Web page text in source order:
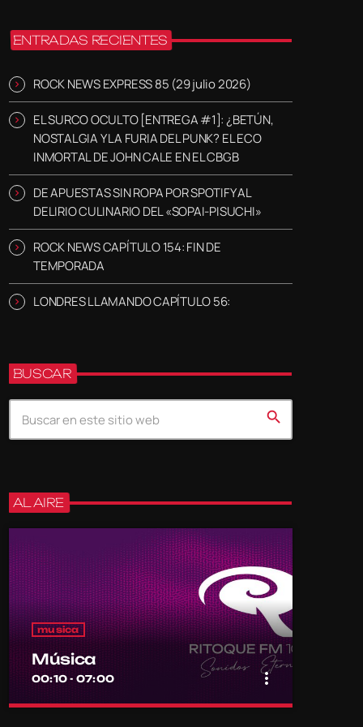
ENTRADAS RECIENTES
ROCK NEWS EXPRESS 85 (29 julio 2026)
EL SURCO OCULTO [ENTREGA #1]: ¿BETÚN,
NOSTALGIA Y LA FURIA DEL PUNK? EL ECO
INMORTAL DE JOHN CALE EN EL CBGB
DE APUESTAS SIN ROPA POR SPOTIFY AL
DELIRIO CULINARIO DEL «SOPAI-PISUCHI»
ROCK NEWS CAPÍTULO 154: FIN DE
TEMPORADA
LONDRES LLAMANDO CAPÍTULO 56:
BUSCAR
search
AL AIRE
musica
Música
00:10 - 07:00 more_vert